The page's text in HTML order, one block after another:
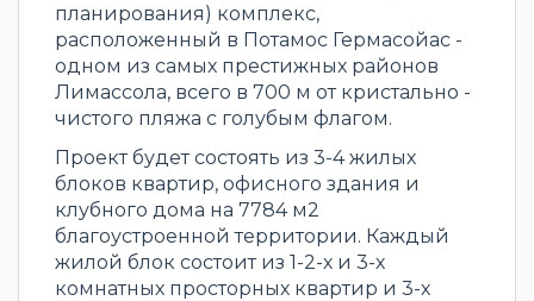
планирования) комплекс,
расположенный в Потамос Гермасойас -
одном из самых престижных районов
Лимассола, всего в 700 м от кристально -
чистого пляжа с голубым флагом.
Проект будет состоять из 3-4 жилых
блоков квартир, офисного здания и
клубного дома на 7784 м2
благоустроенной территории. Каждый
жилой блок состоит из 1-2-х и 3-х
комнатных просторных квартир и 3-х